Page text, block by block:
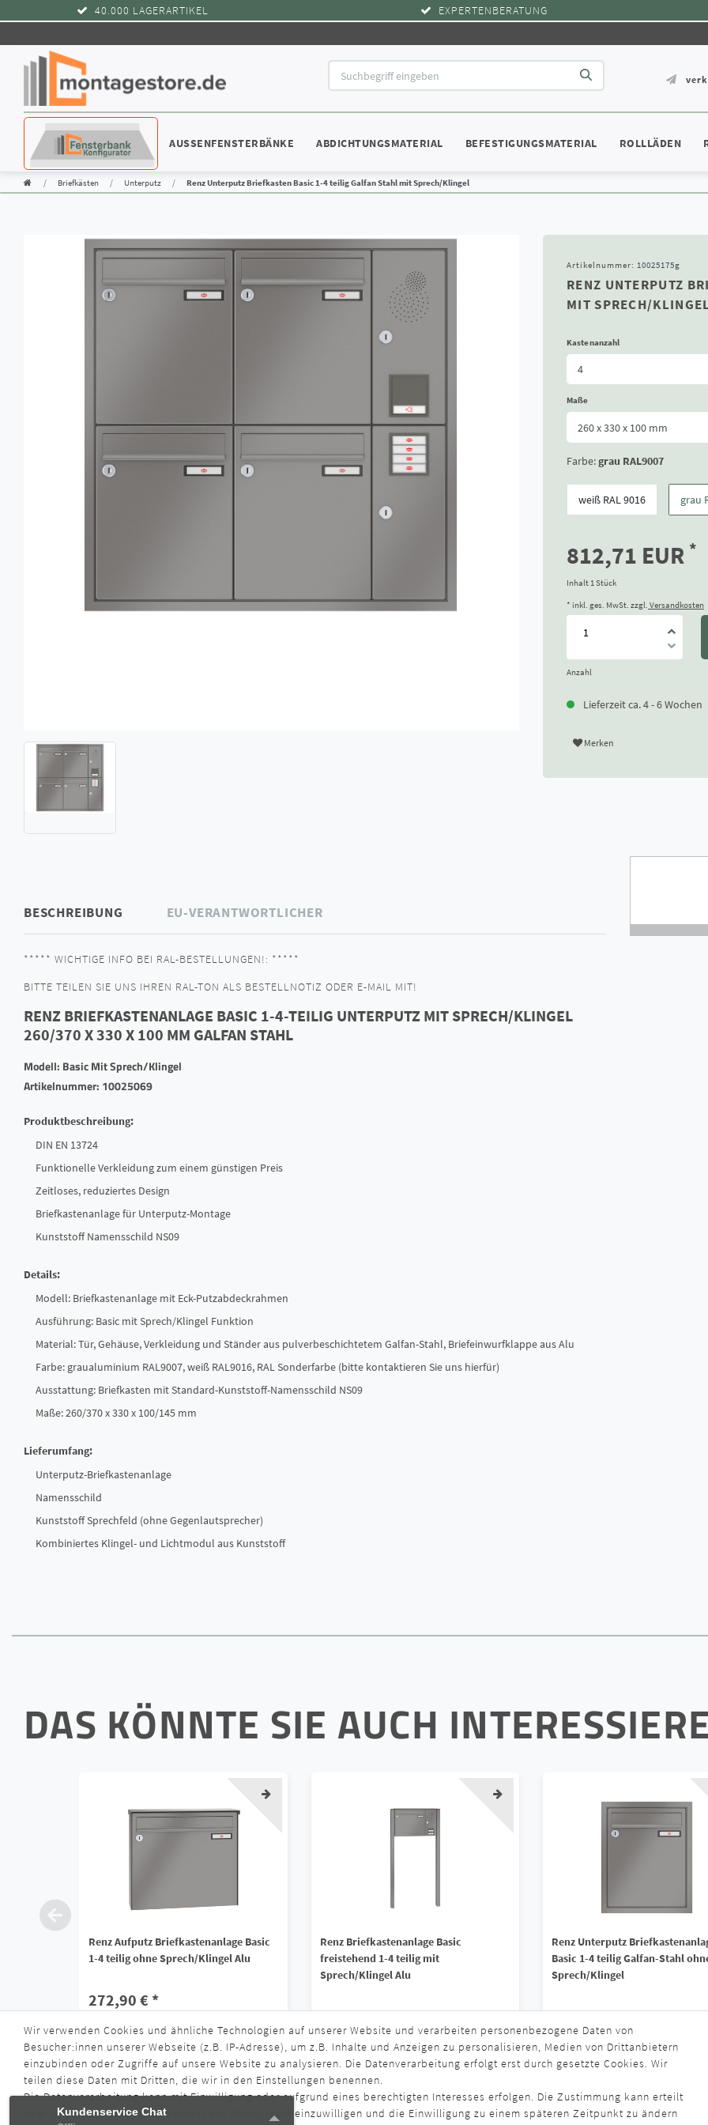
40.000 LAGERARTIKEL EXPERTENBERATUNG
KONFIGURATOR
AUSSENFENSTERBÄNKE
ABDICHTUNGSMATERIAL BEFESTIGUNGSMATERIAL ROLLLÄDEN
Briefkästen Unterputz Renz Unterputz Briefkasten Basic 1-4 teilig Galfan Stahl mit Sprech/Klingel
Artikelnummer: 10025175g
RENZ UNTERPUTZ
MIT SPRECH/
Kastenanzahl
Maße
Farbe:grau RAL9007
weiß RAL 9016 grau
812,71 EUR *
Inhalt 1 Stück
* inkl. ges. MwSt. zzgl. Versandkosten
Anzahl
Lieferzeit ca. 4 - 6 Wochen
Merken
BESCHREIBUNG EU-VERANTWORTLICHER
***** WICHTIGE INFO BEI RAL-BESTELLUNGEN!: *****
BITTE TEILEN SIE UNS IHREN RAL-TON ALS BESTELLNOTIZ ODER E-MAIL MIT!
RENZ BRIEFKASTENANLAGE BASIC 1-4-TEILIG UNTERPUTZ MIT SPRECH/KLINGEL
260/370 X 330 X 100 MM GALFAN STAHL
Modell: Basic Mit Sprech/Klingel
Artikelnummer: 10025069
Produktbeschreibung:
DIN EN 13724
Funktionelle Verkleidung zum einem günstigen Preis
Zeitloses, reduziertes Design
Briefkastenanlage für Unterputz-Montage
Kunststoff Namensschild NS09
Details:
Modell: Briefkastenanlage mit Eck-Putzabdeckrahmen
Ausführung: Basic mit Sprech/Klingel Funktion
Material: Tür, Gehäuse, Verkleidung und Ständer aus pulverbeschichtetem Galfan-Stahl, Briefeinwurfklappe aus Alu
Farbe: graualuminium RAL9007, weiß RAL9016, RAL Sonderfarbe (bitte kontaktieren Sie uns hierfür)
Ausstattung: Briefkasten mit Standard-Kunststoff-Namensschild NS09
Maße: 260/370 x 330 x 100/145 mm
Lieferumfang:
Unterputz-Briefkastenanlage
Namensschild
Kunststoff Sprechfeld (ohne Gegenlautsprecher)
Kombiniertes Klingel- und Lichtmodul aus Kunststoff
DAS KÖNNTE SIE AUCH
Renz Aufputz Briefkastenanlage Basic
1-4 teilig ohne Sprech/Klingel Alu
272,90 € *
*inkl. ges. MwSt.zzgl.Versandkosten
Lieferzeit ca. 4 - 6 Wochen
Renz Briefkastenanlage Basic
freistehend 1-4 teilig mit
Sprech/Klingel Alu
849,90 € *
*inkl. ges. MwSt.zzgl.Versandkosten
Lieferzeit ca. 4 - 6 Wochen
Renz Unterputz
Basic 1-4 teilig Galfan-Stahl
Sprech/Klingel
161,90 € *
*inkl. ges. MwSt.zzgl. Versandkosten
Lieferzeit ca. 4 - 6 Wochen
Wir verwenden Cookies und ähnliche Technologien auf unserer Website und verarbeiten personenbezogene Daten von
Besucher:innen unserer Webseite (z.B. IP-Adresse), um z.B. Inhalte und Anzeigen zu personalisieren, Medien von Drittanbietern
einzubinden oder Zugriffe auf unsere Website zu analysieren. Die Datenverarbeitung erfolgt erst durch gesetzte Cookies. Wir
teilen diese Daten mit Dritten, die wir in den Einstellungen benennen.
Die Datenverarbeitung kann mit Einwilligung oder aufgrund eines berechtigten Interesses erfolgen. Die Zustimmung kann erteilt
oder abgelehnt werden. Es besteht das Recht, nicht einzuwilligen und die Einwilligung zu einem späteren Zeitpunkt zu ändern
Kundenservice Chat
Kundenservice Chat